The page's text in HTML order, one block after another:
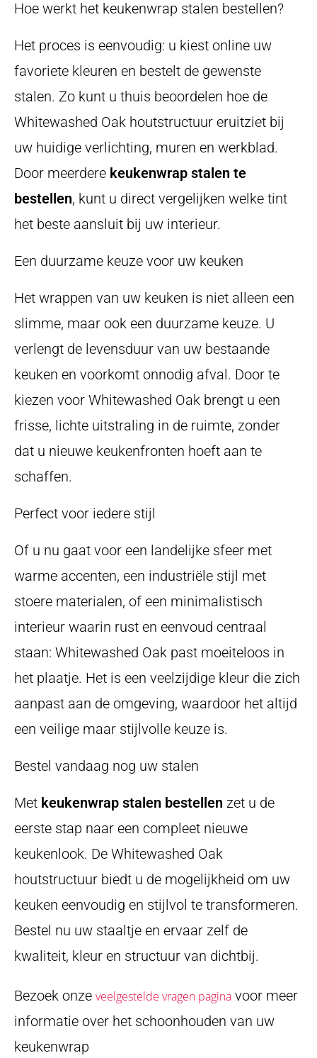
Hoe werkt het keukenwrap stalen bestellen?
Het proces is eenvoudig: u kiest online uw
favoriete kleuren en bestelt de gewenste
stalen. Zo kunt u thuis beoordelen hoe de
Whitewashed Oak houtstructuur eruitziet bij
uw huidige verlichting, muren en werkblad.
Door meerdere keukenwrap stalen te
bestellen, kunt u direct vergelijken welke tint
het beste aansluit bij uw interieur.
Een duurzame keuze voor uw keuken
Het wrappen van uw keuken is niet alleen een
slimme, maar ook een duurzame keuze. U
verlengt de levensduur van uw bestaande
keuken en voorkomt onnodig afval. Door te
kiezen voor Whitewashed Oak brengt u een
frisse, lichte uitstraling in de ruimte, zonder
dat u nieuwe keukenfronten hoeft aan te
schaffen.
Perfect voor iedere stijl
Of u nu gaat voor een landelijke sfeer met
warme accenten, een industriële stijl met
stoere materialen, of een minimalistisch
interieur waarin rust en eenvoud centraal
staan: Whitewashed Oak past moeiteloos in
het plaatje. Het is een veelzijdige kleur die zich
aanpast aan de omgeving, waardoor het altijd
een veilige maar stijlvolle keuze is.
Bestel vandaag nog uw stalen
Met keukenwrap stalen bestellen zet u de
eerste stap naar een compleet nieuwe
keukenlook. De Whitewashed Oak
houtstructuur biedt u de mogelijkheid om uw
keuken eenvoudig en stijlvol te transformeren.
Bestel nu uw staaltje en ervaar zelf de
kwaliteit, kleur en structuur van dichtbij.
Bezoek onze veelgestelde vragen pagina voor meer
informatie over het schoonhouden van uw
keukenwrap